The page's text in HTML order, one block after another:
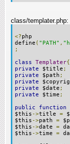
class/templater.php:
<?php
define ( "PATH" ,
;
class
Templater{
private $title ;
private $path ;
private
private $date ;
private $time ;
public
function
$this ->title =
$this ->path =
$this ->date =
$this ->time =